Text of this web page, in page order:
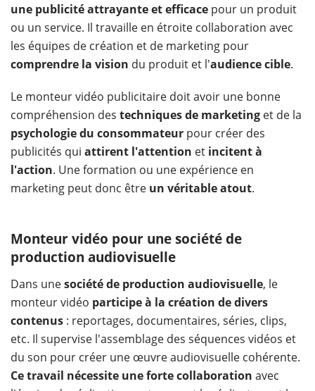
une publicité attrayante et efficace pour un produit
ou un service. Il travaille en étroite collaboration avec
les équipes de création et de marketing pour
comprendre la vision du produit et l'audience cible.
Le monteur vidéo publicitaire doit avoir une bonne
compréhension des techniques de marketing et de la
psychologie du consommateur pour créer des
publicités qui attirent l'attention et incitent à
l'action. Une formation ou une expérience en
marketing peut donc être un véritable atout.
Monteur vidéo pour une société de
production audiovisuelle
Dans unesociété de production audiovisuelle, le
monteur vidéo participe à la création de divers
contenus : reportages, documentaires, séries, clips,
etc. Il supervise l'assemblage des séquences vidéos et
du son pour créer une œuvre audiovisuelle cohérente.
Ce travail nécessite une forte collaboration avec